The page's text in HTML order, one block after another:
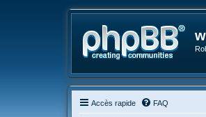
Accès rapide FAQ